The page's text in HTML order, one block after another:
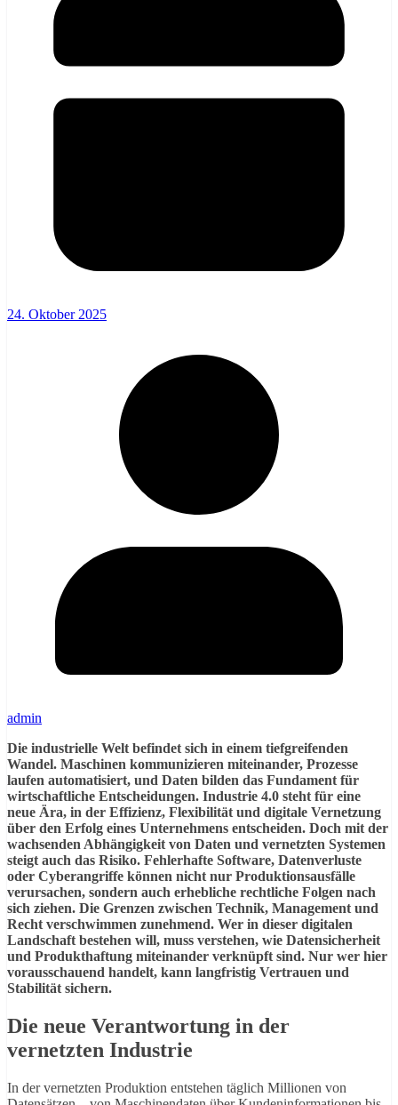
24. Oktober 2025
admin
Die industrielle Welt befindet sich in einem tiefgreifenden
Wandel. Maschinen kommunizieren miteinander, Prozesse
laufen automatisiert, und Daten bilden das Fundament für
wirtschaftliche Entscheidungen. Industrie 4.0 steht für eine
neue Ära, in der Effizienz, Flexibilität und digitale Vernetzung
über den Erfolg eines Unternehmens entscheiden. Doch mit der
wachsenden Abhängigkeit von Daten und vernetzten Systemen
steigt auch das Risiko. Fehlerhafte Software, Datenverluste
oder Cyberangriffe können nicht nur Produktionsausfälle
verursachen, sondern auch erhebliche rechtliche Folgen nach
sich ziehen. Die Grenzen zwischen Technik, Management und
Recht verschwimmen zunehmend. Wer in dieser digitalen
Landschaft bestehen will, muss verstehen, wie Datensicherheit
und Produkthaftung miteinander verknüpft sind. Nur wer hier
vorausschauend handelt, kann langfristig Vertrauen und
Stabilität sichern.
Die neue Verantwortung in der
vernetzten Industrie
In der vernetzten Produktion entstehen täglich Millionen von